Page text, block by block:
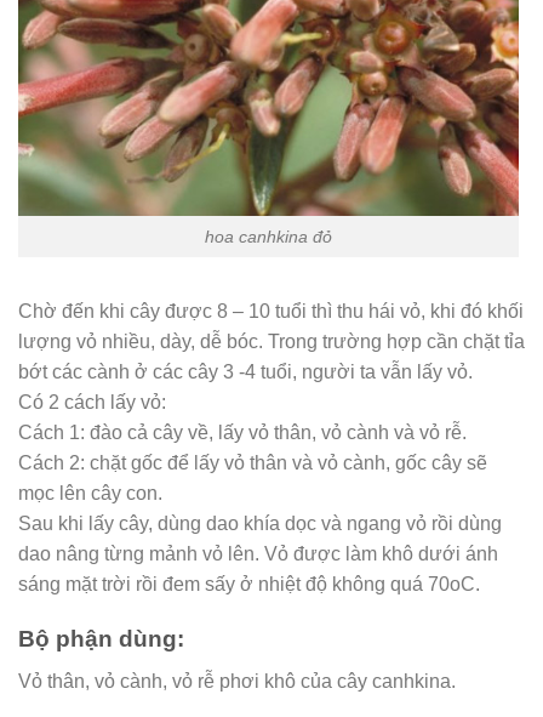
hoa canhkina đỏ
Chờ đến khi cây được 8 – 10 tuổi thì thu hái vỏ, khi đó khối
lượng vỏ nhiều, dày, dễ bóc. Trong trường hợp cần chặt tỉa
bớt các cành ở các cây 3 -4 tuổi, người ta vẫn lấy vỏ.
Có 2 cách lấy vỏ:
Cách 1: đào cả cây về, lấy vỏ thân, vỏ cành và vỏ rễ.
Cách 2: chặt gốc để lấy vỏ thân và vỏ cành, gốc cây sẽ
mọc lên cây con.
Sau khi lấy cây, dùng dao khía dọc và ngang vỏ rồi dùng
dao nâng từng mảnh vỏ lên. Vỏ được làm khô dưới ánh
sáng mặt trời rồi đem sấy ở nhiệt độ không quá 70oC.
Bộ phận dùng:
Vỏ thân, vỏ cành, vỏ rễ phơi khô của cây canhkina.